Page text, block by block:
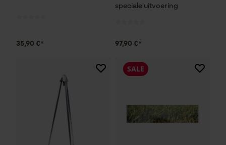
35,90 €*
speciale uitvoering
97,90 €*
SALE